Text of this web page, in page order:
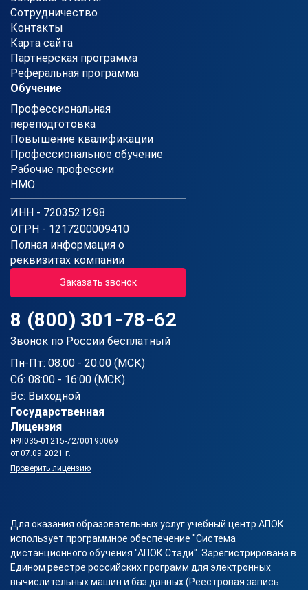
Сотрудничество
Контакты
Карта сайта
Партнерская программа
Реферальная программа
Обучение
Профессиональная
переподготовка
Повышение квалификации
Профессиональное обучение
Рабочие профессии
НМО
ИНН - 7203521298
ОГРН - 1217200009410
Полная информация о
реквизитах компании
Заказать звонок
8 (800) 301-78-62
Звонок по России бесплатный
Пн-Пт: 08:00 - 20:00 (МСК)
Сб: 08:00 - 16:00 (МСК)
Вс: Выходной
Государственная
Лицензия
№Л035-01215-72/00190069
от 07.09.2021 г.
Проверить лицензию
Для оказания образовательных услуг учебный центр АПОК
использует программное обеспечение "Система
дистанционного обучения "АПОК Стади". Зарегистрирована в
Едином реестре российских программ для электронных
вычислительных машин и баз данных (Реестровая запись